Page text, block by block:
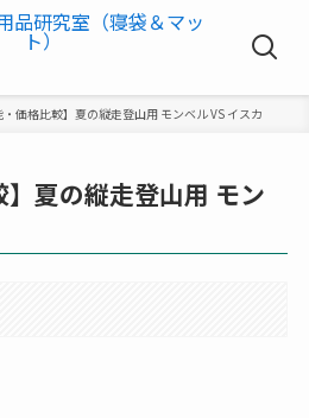
・価格比較】夏の縦走登山用 モンベル VS イスカ
】夏の縦走登山用 モン